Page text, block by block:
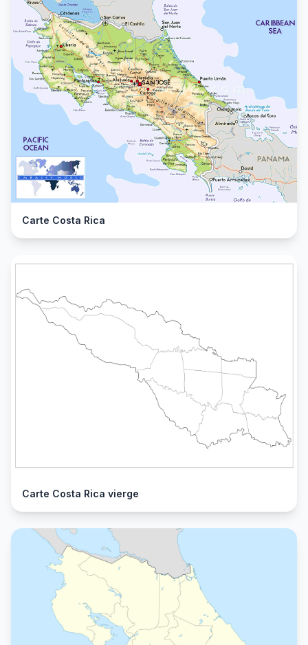
Carte Costa Rica
Carte Costa Rica vierge